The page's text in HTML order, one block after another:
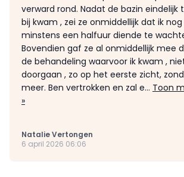
verward rond. Nadat de bazin eindelijk
bij kwam , zei ze onmiddellijk dat ik nog
minstens een halfuur diende te
Bovendien gaf ze al onmiddellijk mee
de behandeling waarvoor ik kwam ,
doorgaan , zo op het eerste zicht,
meer. Ben vertrokken en zal e... Toon
»
Natalie Vertongen
6 april 2026 06:06